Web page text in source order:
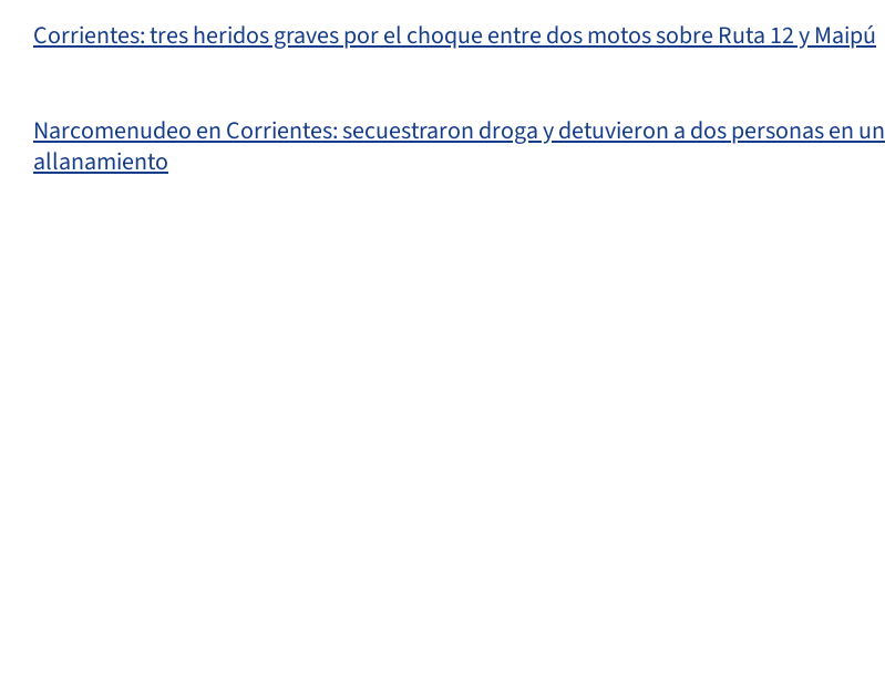
Corrientes: tres heridos graves por el choque entre dos motos sobre Ruta 12 y Maipú
Narcomenudeo en Corrientes: secuestraron droga y detuvieron a dos personas en un
allanamiento